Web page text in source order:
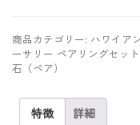
リ
ン
グ】
ゴ
商品カテゴリー: ハワイア
ーサリー ペアリングセット
石（ペア）
特徴 詳細